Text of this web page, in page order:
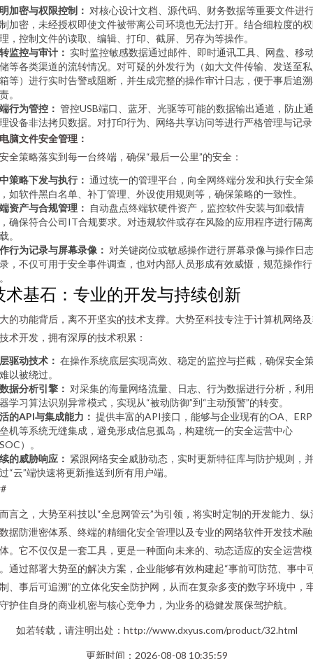
加密与权限控制： 对核心设计文档、源代码、财务数据等重要文件进
加密，未经授权即使文件被带离公司环境也无法打开。结合细粒度的
，控制文件的读取、编辑、打印、截屏、另存为等操作。
监控与审计： 实时监控敏感数据通过邮件、即时通讯工具、网盘、移
等各类渠道的流转情况。对可疑的外发行为（如大文件传输、发送至
等）进行实时告警或阻断，并生成完整的操作审计日志，便于事后追
。
行为管控： 管控USB端口、蓝牙、光驱等可能的数据输出通道，防止
设备非法拷贝数据。对打印行为、网络共享访问等进行严格管理与记
脑文件安全管理：
全策略落实到每一台终端，确保“最后一公里”的安全：
策略下发与执行： 通过统一的管理平台，向全网终端分发和执行安全
如软件黑白名单、补丁管理、外设使用规则等，确保策略的一致性。
资产与合规管理： 自动盘点终端软硬件资产，监控软件安装与卸载情
确保符合公司IT合规要求。对违规软件或存在风险的应用程序进行隔
。
行为记录与屏幕录像： 对关键岗位或敏感操作进行屏幕录像与操作日
，不仅可用于安全事件调查，也对内部人员形成有效威慑，规范操作行
术基石：专业的开发与持续创新
的功能背后，离不开坚实的技术支撑。大势至科技专注于计算机网络
术开发，拥有深厚的技术积累：
驱动技术： 在操作系统底层实现高效、稳定的监控与拦截，确保安全
以被绕过。
据分析引擎： 对采集的海量网络流量、日志、行为数据进行分析，利
学习算法识别异常模式，实现从“被动防御”到“主动预警”的转变。
的API与集成能力： 提供丰富的API接口，能够与企业现有的OA、
机等系统无缝集成，避免形成信息孤岛，构建统一的安全运营中心
）。
的威胁响应： 紧跟网络安全威胁动态，实时更新特征库与防护规则，
“云”端快速将更新推送到所有用户端。
言之，大势至科技以“全息网管云”为引领，将实时定制的开发能力、纵
据防泄密体系、终端的精细化安全管理以及专业的网络软件开发技术
。它不仅仅是一套工具，更是一种面向未来的、动态适应的安全运营模
通过部署大势至的解决方案，企业能够有效构建起“事前可防范、事中
、事后可追溯”的立体化安全防护网，从而在复杂多变的数字环境中，
护住自身的商业机密与核心竞争力，为业务的稳健发展保驾护航。
如若转载，请注明出处：http://www.dxyus.com/product/32.html
更新时间：2026-08-08 10:35:59